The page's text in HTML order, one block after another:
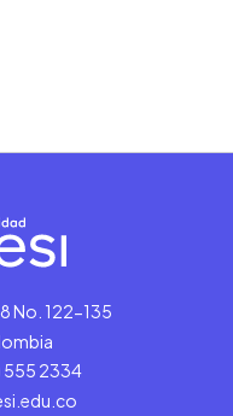
No. 122-135
555 2334